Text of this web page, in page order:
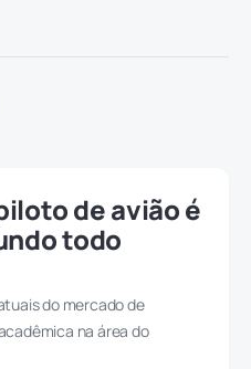
de avião é
todo
do mercado de
na área do